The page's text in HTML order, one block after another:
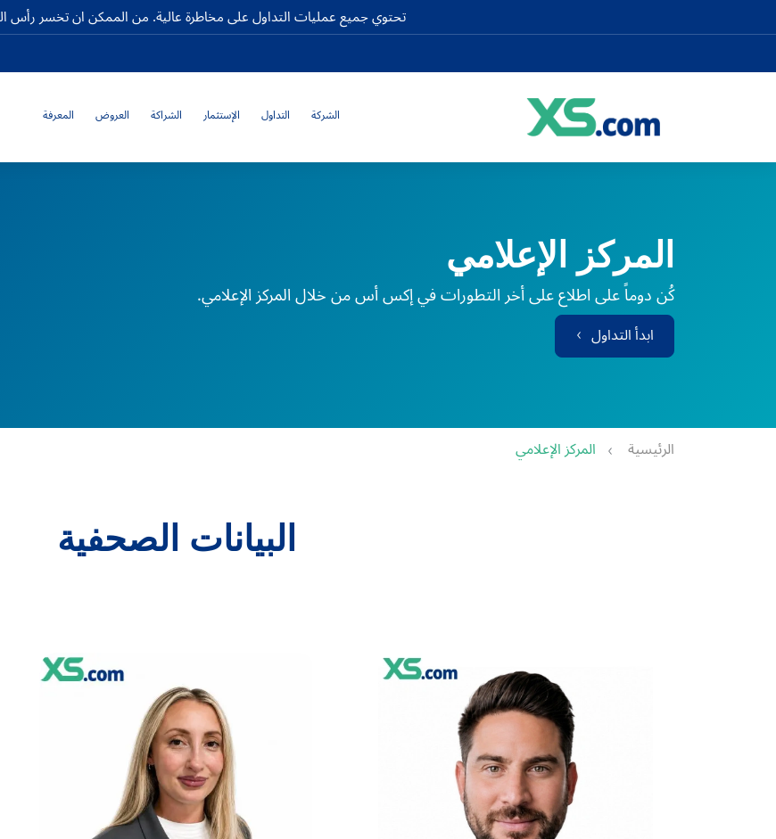
تحتوي جميع عمليات التداول على مخاطرة عالية. من الممكن ان تخسر رأس
الشركة التداول الإستثمار الشراكة العروض المعرفة
المركز الإعلامي
كُن دوماً على اطلاع على أخر التطورات في إكس أس من خلال المركز الإعلامي.
ابدأ التداول
الرئيسية المركز الإعلامي
البيانات الصحفية